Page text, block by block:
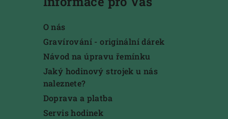
O nás
Gravírování - originální dárek
Návod na úpravu řemínku
Jaký hodinový strojek u nás
naleznete?
Doprava a platba
Servis hodinek